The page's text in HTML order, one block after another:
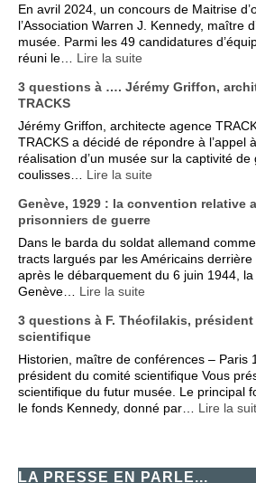
En avril 2024, un concours de Maitrise
l’Association Warren J. Kennedy, maître
musée. Parmi les 49 candidatures
réuni le… Lire la suite
3 questions à …. Jérémy Griffon,
TRACKS
Jérémy Griffon, architecte agence
TRACKS a décidé de répondre à l’appel
réalisation d’un musée sur la captivité
coulisses… Lire la suite
Genève, 1929 : la convention relative
prisonniers de guerre
Dans le barda du soldat allemand
tracts largués par les Américains
après le débarquement du 6 juin 1944,
Genève… Lire la suite
3 questions à F. Théofilakis,
scientifique
Historien, maître de conférences – Paris
président du comité scientifique Vous
scientifique du futur musée. Le principal
le fonds Kennedy, donné par… Lire la
LA PRESSE EN PARLE...